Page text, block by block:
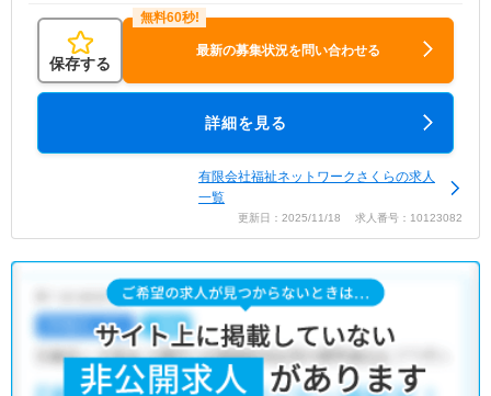
保存する
最新の募集状況を問い合わせる
詳細を見る
有限会社福祉ネットワークさくらの求人
一覧
更新日：2025/11/18 求人番号：10123082